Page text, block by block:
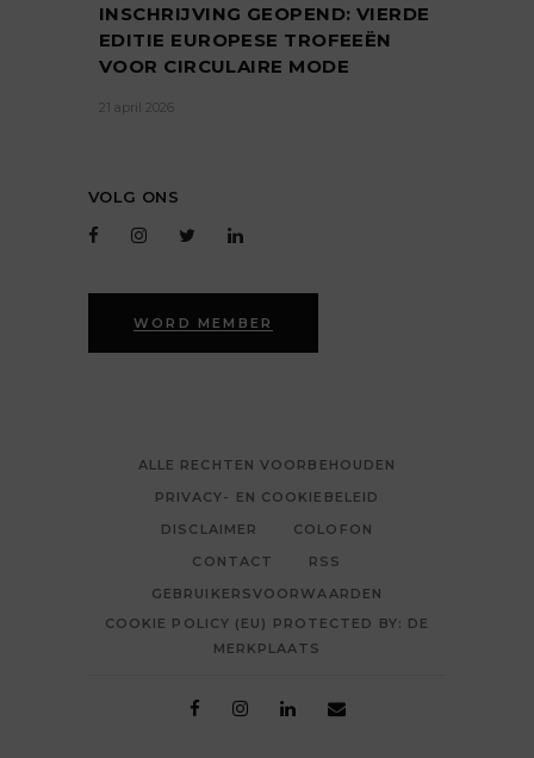
INSCHRIJVING GEOPEND: VIERDE
EDITIE EUROPESE TROFEEËN
VOOR CIRCULAIRE MODE
21 april 2026
VOLG ONS
WORD MEMBER
ALLE RECHTEN VOORBEHOUDEN
PRIVACY- EN COOKIEBELEID
DISCLAIMER
COLOFON
CONTACT
RSS
GEBRUIKERSVOORWAARDEN
COOKIE POLICY (EU) PROTECTED BY: DE
MERKPLAATS